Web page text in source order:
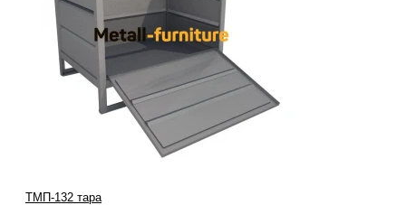
ТМП-132 тара